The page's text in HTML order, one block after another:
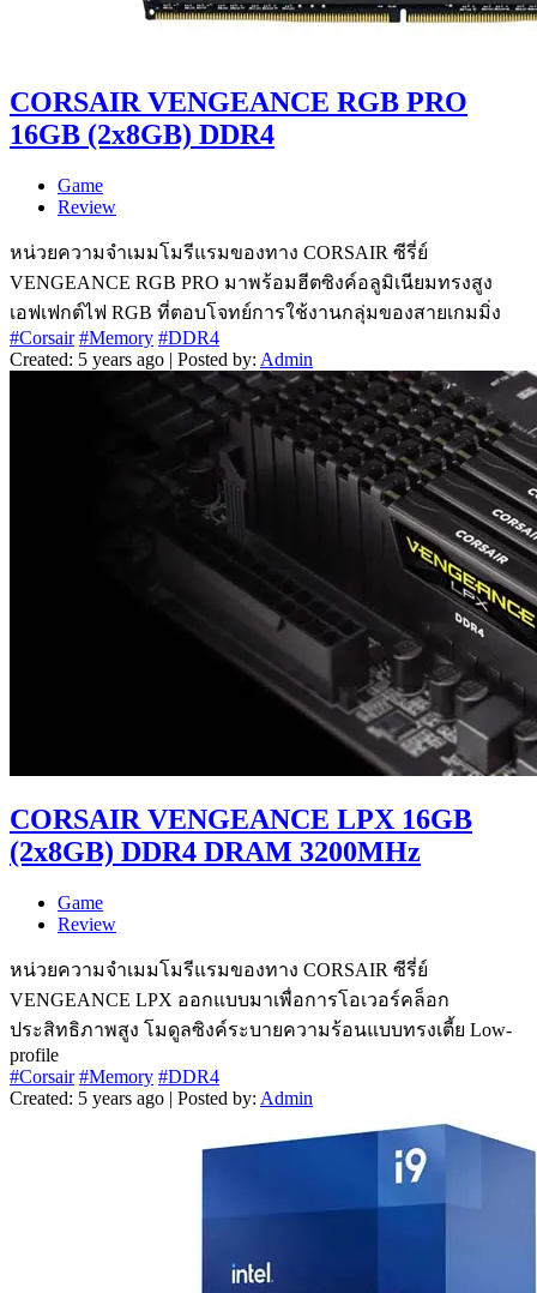
CORSAIR VENGEANCE RGB PRO
16GB (2x8GB) DDR4
Game
Review
หน่วยความจำเมมโมรีแรมของทาง CORSAIR ซีรี่ย์
VENGEANCE RGB PRO มาพร้อมฮีตซิงค์อลูมิเนียมทรงสูง
เอฟเฟกต์ไฟ RGB ที่ตอบโจทย์การใช้งานกลุ่มของสายเกมมิ่ง
#Corsair #Memory #DDR4
Created: 5 years ago | Posted by: Admin
CORSAIR VENGEANCE LPX 16GB
(2x8GB) DDR4 DRAM 3200MHz
Game
Review
หน่วยความจำเมมโมรีแรมของทาง CORSAIR ซีรี่ย์
VENGEANCE LPX ออกแบบมาเพื่อการโอเวอร์คล็อก
ประสิทธิภาพสูง โมดูลซิงค์ระบายความร้อนแบบทรงเตี้ย Low-
profile
#Corsair #Memory #DDR4
Created: 5 years ago | Posted by: Admin